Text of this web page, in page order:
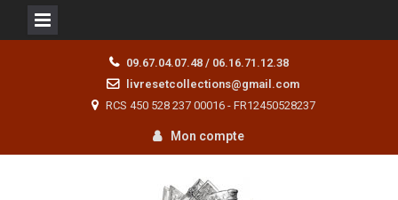
09.67.04.07.48 / 06.16.71.12.38
livresetcollections@gmail.com
RCS 450 528 237 00016 - FR12450528237
Mon compte